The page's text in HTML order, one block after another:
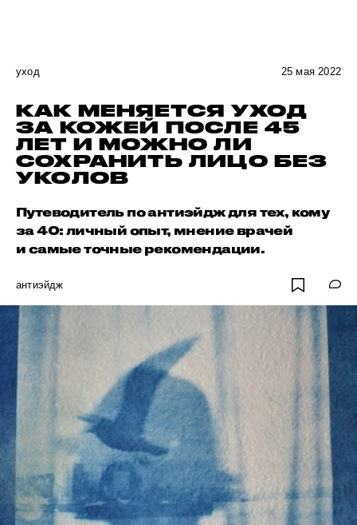
уход 25 мая 2022
КАК МЕНЯЕТСЯ УХОД
ЗА КОЖЕЙ ПОСЛЕ 45
ЛЕТ И МОЖНО ЛИ
СОХРАНИТЬ ЛИЦО БЕЗ
УКОЛОВ
Путеводитель по антиэйдж для тех, кому
за 40: личный опыт, мнение врачей
и самые точные рекомендации.
антиэйдж